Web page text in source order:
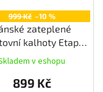
999 Kč –10 %
zateplené
kalhoty Etape
SVEN, černá
v eshopu
899 Kč